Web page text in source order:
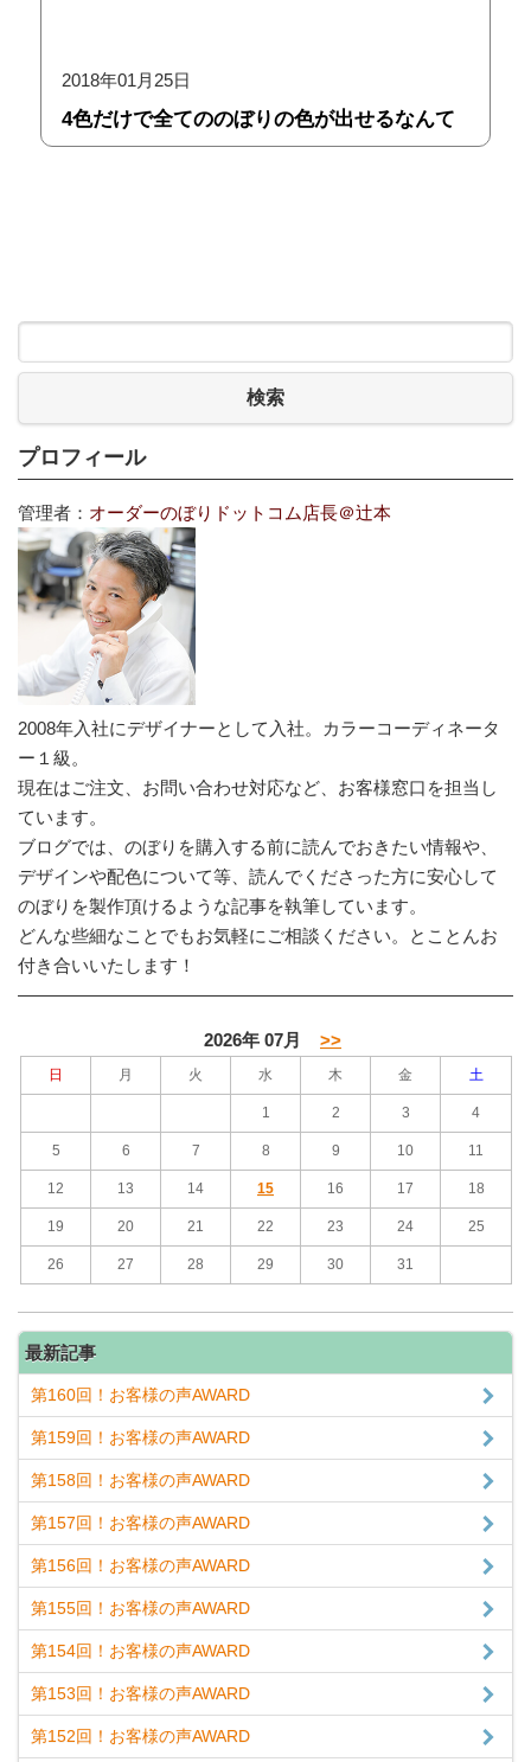
2018年01月25日
4色だけで全てののぼりの色が出せるなんて
検索
プロフィール
管理者： オーダーのぼりドットコム店長＠辻本
2008年入社にデザイナーとして入社。カラーコーディネータ
ー１級。
現在はご注文、お問い合わせ対応など、お客様窓口を担当し
ています。
ブログでは、のぼりを購入する前に読んでおきたい情報や、
デザインや配色について等、読んでくださった方に安心して
のぼりを製作頂けるような記事を執筆しています。
どんな些細なことでもお気軽にご相談ください。とことんお
付き合いいたします！
2026年 07月 >>
日 月 火 水 木 金 土
1 2 3 4
5 6 7 8 9 10 11
12 13 14 15 16 17 18
19 20 21 22 23 24 25
26 27 28 29 30 31
最新記事
第160回！お客様の声AWARD
第159回！お客様の声AWARD
第158回！お客様の声AWARD
第157回！お客様の声AWARD
第156回！お客様の声AWARD
第155回！お客様の声AWARD
第154回！お客様の声AWARD
第153回！お客様の声AWARD
第152回！お客様の声AWARD